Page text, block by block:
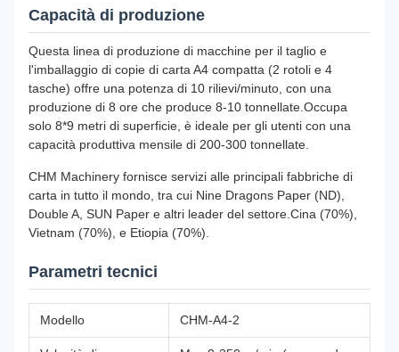
Capacità di produzione
Questa linea di produzione di macchine per il taglio e
l'imballaggio di copie di carta A4 compatta (2 rotoli e 4
tasche) offre una potenza di 10 rilievi/minuto, con una
produzione di 8 ore che produce 8-10 tonnellate.Occupa
solo 8*9 metri di superficie, è ideale per gli utenti con una
capacità produttiva mensile di 200-300 tonnellate.
CHM Machinery fornisce servizi alle principali fabbriche di
carta in tutto il mondo, tra cui Nine Dragons Paper (ND),
Double A, SUN Paper e altri leader del settore.Cina (70%),
Vietnam (70%), e Etiopia (70%).
Parametri tecnici
Modello CHM-A4-2